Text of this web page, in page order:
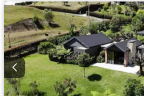
Gimnasio
Estudio Seguridad privada